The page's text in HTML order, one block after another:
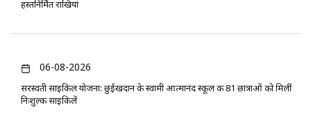
हस्तनिर्मित राखियां
06-08-2026
सरस्वती साइकिल योजना: छुईखदान के स्वामी आत्मानंद स्कूल की 81 छात्राओं को मिलीं
निःशुल्क साइकिलें